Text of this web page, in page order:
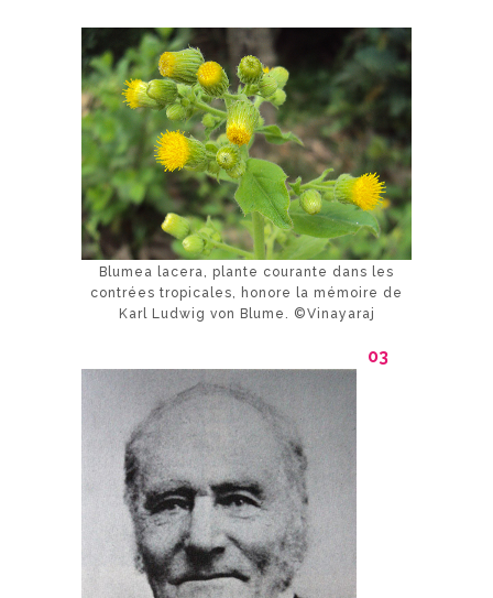
Blumea lacera, plante courante dans les
contrées tropicales, honore la mémoire de
Karl Ludwig von Blume. ©Vinayaraj
03